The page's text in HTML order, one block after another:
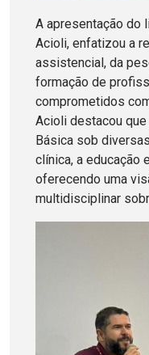
A apresentação do
Acioli, enfatizou a
assistencial, da
formação de
comprometidos
Acioli destacou
Básica sob
clínica, a educação
oferecendo uma
multidisciplinar